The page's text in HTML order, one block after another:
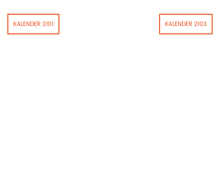
KALENDER 2101 KALENDER 2103